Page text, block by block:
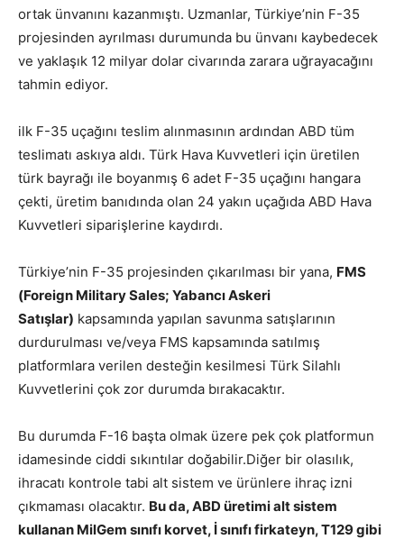
ortak ünvanını kazanmıştı. Uzmanlar, Türkiye’nin F-35
projesinden ayrılması durumunda bu ünvanı kaybedecek
ve yaklaşık 12 milyar dolar civarında zarara uğrayacağını
tahmin ediyor.
ilk F-35 uçağını teslim alınmasının ardından ABD tüm
teslimatı askıya aldı. Türk Hava Kuvvetleri için üretilen
türk bayrağı ile boyanmış 6 adet F-35 uçağını hangara
çekti, üretim banıdında olan 24 yakın uçağıda ABD Hava
Kuvvetleri siparişlerine kaydırdı.
Türkiye’nin F-35 projesinden çıkarılması bir yana, FMS
(Foreign Military Sales; Yabancı Askeri
Satışlar) kapsamında yapılan savunma satışlarının
durdurulması ve/veya FMS kapsamında satılmış
platformlara verilen desteğin kesilmesi Türk Silahlı
Kuvvetlerini çok zor durumda bırakacaktır.
Bu durumda F-16 başta olmak üzere pek çok platformun
idamesinde ciddi sıkıntılar doğabilir.Diğer bir olasılık,
ihracatı kontrole tabi alt sistem ve ürünlere ihraç izni
çıkmaması olacaktır. Bu da, ABD üretimi alt sistem
kullanan MilGem sınıfı korvet, İ sınıfı firkateyn, T129 gibi